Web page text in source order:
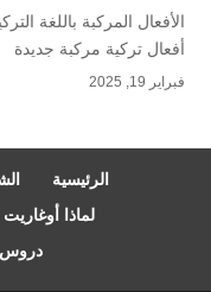
أفعال تركية مركبة جديدة
فبراير 19, 2025
الرئيسية
لماذا
دروس